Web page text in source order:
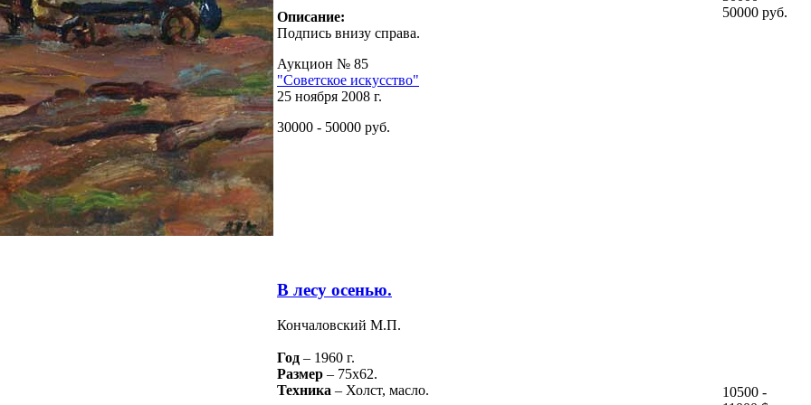
Описание:
Подпись внизу справа.
Аукцион № 85
"Советское искусство"
25 ноября 2008 г.
30000 - 50000 руб.
50000 руб.
В лесу осенью.
Кончаловский М.П.
Год – 1960 г.
Размер – 75х62.
Техника – Холст, масло.
10500 -